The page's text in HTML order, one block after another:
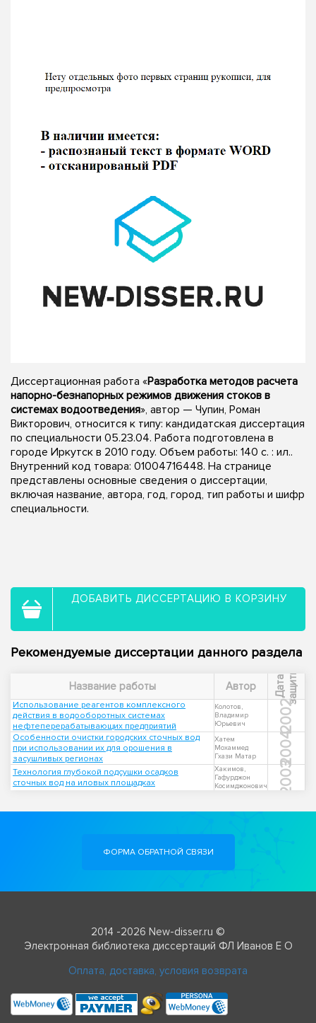
Диссертационная работа «Разработка методов расчета
напорно-безнапорных режимов движения стоков в
системах водоотведения», автор — Чупин, Роман
Викторович, относится к типу: кандидатская диссертация
по специальности 05.23.04. Работа подготовлена в
городе Иркутск в 2010 году. Объем работы: 140 с. : ил..
Внутренний код товара: 01004716448. На странице
представлены основные сведения о диссертации,
включая название, автора, год, город, тип работы и шифр
специальности.
ДОБАВИТЬ ДИССЕРТАЦИЮ В КОРЗИНУ
Рекомендуемые диссертации данного раздела
Название работы Автор Д
а
т
а
з
а
щ
и
т ы
Использование реагентов комплексного
действия в водооборотных системах
нефтеперерабатывающих предприятий
Колотов,
Владимир
Юрьевич
2002
Особенности очистки городских сточных вод
при использовании их для орошения в
засушливых регионах
Хатем
Мохаммед
Гхази Матар
2004
Технология глубокой подсушки осадков
сточных вод на иловых площадках
Хакимов,
Гафурджон
Косимджонович
2003
ФОРМА ОБРАТНОЙ СВЯЗИ
2014 -2026 New-disser.ru ©
Электронная библиотека диссертаций ФЛ Иванов Е О
Оплата, доставка, условия возврата